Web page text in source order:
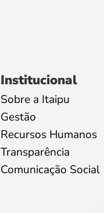
Institucional
Sobre a Itaipu
Gestão
Recursos Humanos
Transparência
Comunicação Social